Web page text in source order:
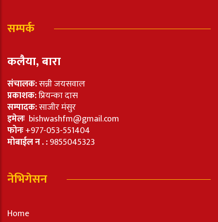
सम्पर्क
कलैया, बारा
संचालक:सन्नी जयसवाल
प्रकाशक:प्रियन्का दास
सम्पादक:साजीर मंसुर
इमेलः bishwashfm@gmail.com
फोनः+977-053-551404
मोबाईल न . :9855045323
नेभिगेसन
Home